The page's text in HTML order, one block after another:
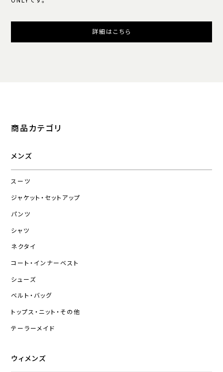
詳細はこちら
商品カテゴリ
メンズ
スーツ
ジャケット・セットアップ
パンツ
シャツ
ネクタイ
コート・インナーベスト
シューズ
ベルト・バッグ
トップス・ニット・その他
テーラーメイド
ウィメンズ